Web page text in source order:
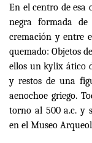
En el centro de esa
negra formada de
cremación y entre
quemado: Objetos
ellos un kylix ático
y restos de una
aenochoe griego.
torno al 500 a.c. y
en el Museo